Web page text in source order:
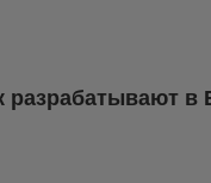
разрабатывают в